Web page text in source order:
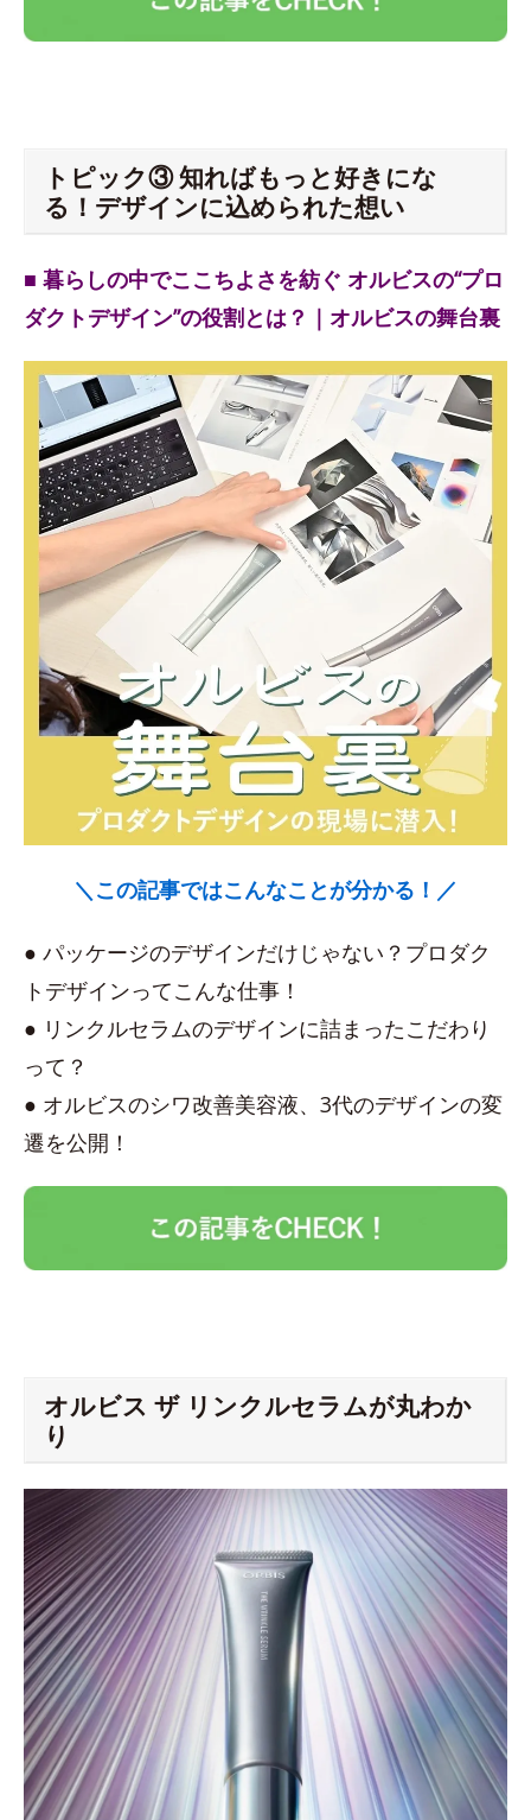
トピック③ 知ればもっと好きにな
る！デザインに込められた想い
■ 暮らしの中でここちよさを紡ぐ オルビスの“プロ
ダクトデザイン”の役割とは？｜オルビスの舞台裏
＼この記事ではこんなことが分かる！／
● パッケージのデザインだけじゃない？プロダク
トデザインってこんな仕事！
● リンクルセラムのデザインに詰まったこだわり
って？
● オルビスのシワ改善美容液、3代のデザインの変
遷を公開！
オルビス ザ リンクルセラムが丸わか
り